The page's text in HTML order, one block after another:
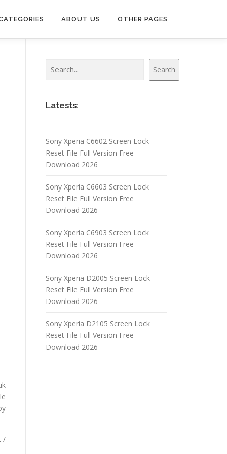
ABOUT US OTHER PAGES
/
Search
Latests:
Sony Xperia C6602 Screen Lock
Reset File Full Version Free
Download 2026
Sony Xperia C6603 Screen Lock
Reset File Full Version Free
Download 2026
Sony Xperia C6903 Screen Lock
Reset File Full Version Free
Download 2026
Sony Xperia D2005 Screen Lock
Reset File Full Version Free
Download 2026
Sony Xperia D2105 Screen Lock
Reset File Full Version Free
Download 2026